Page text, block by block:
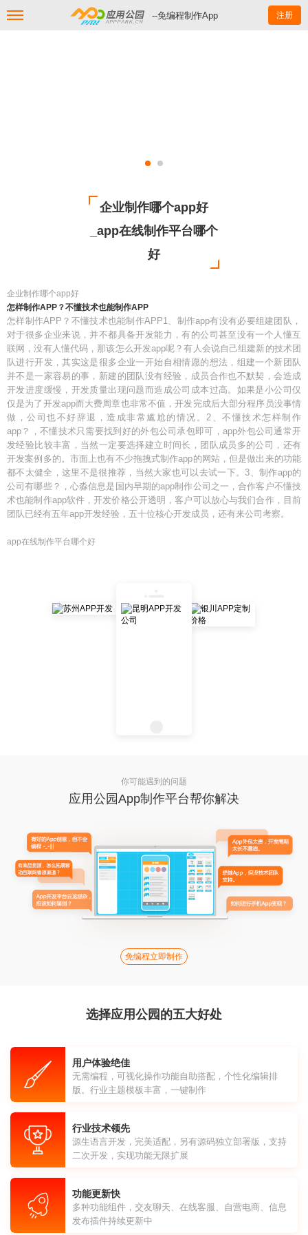
--免编程制作App 注册
企业制作哪个app好
_app在线制作平台哪个
好
企业制作哪个app好
怎样制作APP？不懂技术也能制作APP
怎样制作APP？不懂技术也能制作APP1、制作app有没有必要组建团队，
对于很多企业来说，并不都具备开发能力，有的公司甚至没有一个人懂互
联网，没有人懂代码，那该怎么开发app呢？有人会说自己组建新的技术团
队进行开发，其实这是很多企业一开始自相情愿的想法，组建一个新团队
并不是一家容易的事，新建的团队没有经验，成员合作也不默契，会造成
开发进度缓慢，开发质量出现问题而造成公司成本过高。如果是小公司仅
仅是为了开发app而大费周章也非常不值，开发完成后大部分程序员没事情
做，公司也不好辞退，造成非常尴尬的情况。2、不懂技术怎样制作
app？，不懂技术只需要找到好的外包公司承包即可，app外包公司通常开
发经验比较丰富，当然一定要选择建立时间长，团队成员多的公司，还有
开发案例多的。市面上也有不少拖拽式制作app的网站，但是做出来的功能
都不太健全，这里不是很推荐，当然大家也可以去试一下。3、制作app的
公司有哪些？，心淼信息是国内早期的app制作公司之一，合作客户不懂技
术也能制作app软件，开发价格公开透明，客户可以放心与我们合作，目前
团队已经有五年app开发经验，五十位核心开发成员，还有来公司考察。
app在线制作平台哪个好
你可能遇到的问题
应用公园App制作平台帮你解决
免编程立即制作
选择应用公园的五大好处
用户体验绝佳
无需编程，可视化操作功能自助搭配，个性化编辑排
版。行业主题模板丰富，一键制作
行业技术领先
源生语言开发，完美适配，另有源码独立部署版，支持
二次开发，实现功能无限扩展
功能更新快
多种功能组件，交友聊天、在线客服、自营电商、信息
发布插件持续更新中